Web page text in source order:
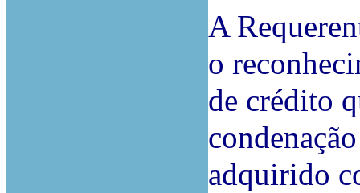
A
o
de crédito
adquirido